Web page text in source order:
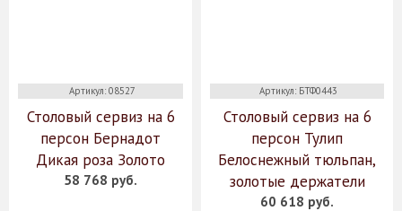
Артикул: 08527
Столовый сервиз на 6
персон Бернадот
Дикая роза Золото
58 768 руб.
Артикул: БТФ0443
Столовый сервиз на 6
персон Тулип
Белоснежный тюльпан,
золотые держатели
60 618 руб.